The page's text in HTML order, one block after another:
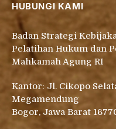
HUBUNGI KAMI
Badan Strategi
Pelatihan Hukum dan
Mahkamah Agung RI
Kantor: Jl. Cikopo
Megamendung
Bogor, Jawa Barat